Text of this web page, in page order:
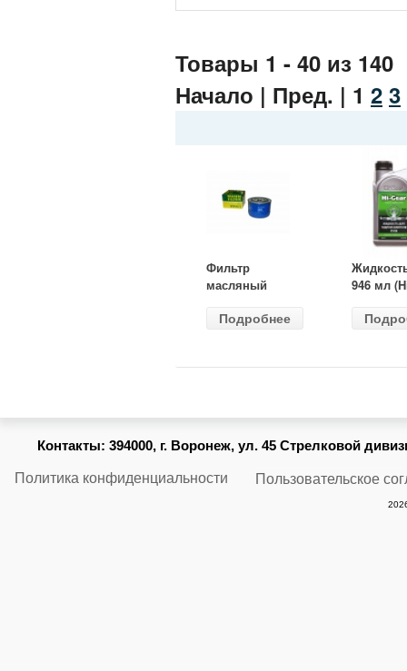
Товары 1 - 40 из 140
Начало | Пред. | 1 2 3
Фильтр
масляный
(MANN) W
Подробнее
946 мл
Контакты: 394000, г. Воронеж, ул. 45 Стрелковой
Политика конфиденциальности Пользовательское